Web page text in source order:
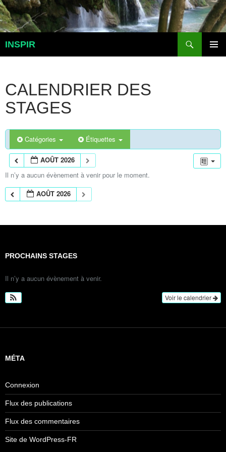
Aller
au
contenu
INSPIR
CALENDRIER DES
STAGES
Catégories Étiquettes
AOÛT 2026
Il n’y a aucun évènement à venir pour le moment.
AOÛT 2026
PROCHAINS STAGES
Il n’y a aucun évènement à venir.
Voir le calendrier
MÉTA
Connexion
Flux des publications
Flux des commentaires
Site de WordPress-FR